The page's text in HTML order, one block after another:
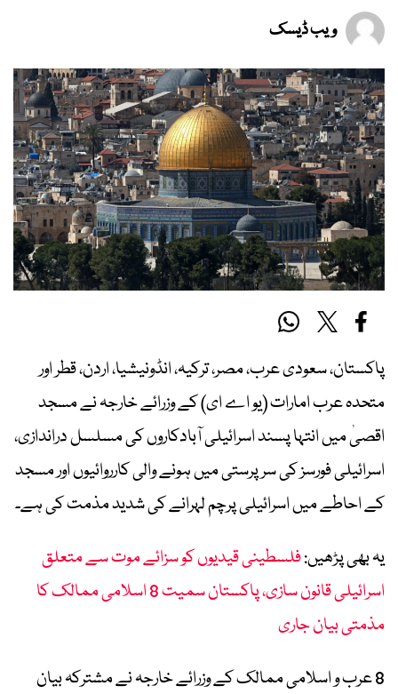
ویب ڈیسک
پاکستان، سعودی عرب، مصر، ترکیہ، انڈونیشیا، اردن، قطر اور
متحدہ عرب امارات (یو اے ای) کے وزرائے خارجہ نے مسجد
اقصیٰ میں انتہا پسند اسرائیلی آبادکاروں کی مسلسل دراندازی،
اسرائیلی فورسز کی سرپرستی میں ہونے والی کارروائیوں اور مسجد
کے احاطے میں اسرائیلی پرچم لہرانے کی شدید مذمت کی ہے۔
یہ بھی پڑھیں:فلسطینی قیدیوں کو سزائے موت سے متعلق
اسرائیلی قانون سازی، پاکستان سمیت 8 اسلامی ممالک کا
مذمتی بیان جاری
8 عرب و اسلامی ممالک کے وزرائے خارجہ نے مشترکہ بیان